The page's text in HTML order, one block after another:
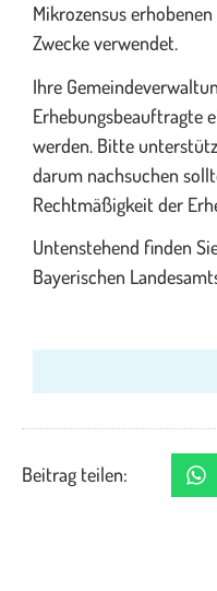
Mikrozensus
Zwecke verwendet.
Ihre
Erhebungsbeauftragte
werden. Bitte
darum nachsuchen
Rechtmäßigkeit der
Untenstehend finden
Bayerischen
Beitrag teilen: